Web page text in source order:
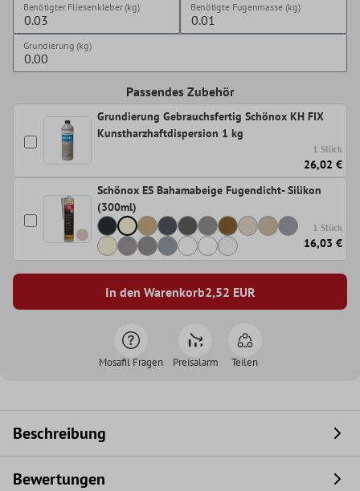
Benötigter Fliesenkleber (kg) Benötigte Fugenmasse (kg)
Grundierung (kg)
Passendes Zubehör
Grundierung Gebrauchsfertig Schönox KH FIX
Kunstharzhaftdispersion 1 kg
1 Stück
26,02 €
Schönox ES Bahamabeige Fugendicht- Silikon
(300ml)
1 Stück
16,03 €
In den Warenkorb2,52 EUR
Mosafil Fragen Preisalarm Teilen
Beschreibung
Bewertungen